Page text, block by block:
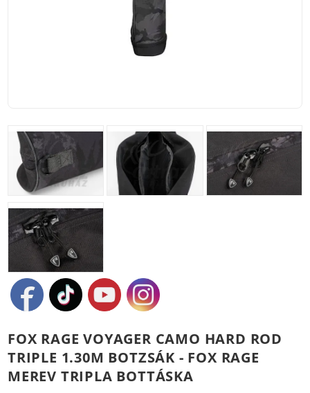
FOX RAGE VOYAGER CAMO HARD ROD
TRIPLE 1.30M BOTZSÁK - FOX RAGE
MEREV TRIPLA BOTTÁSKA